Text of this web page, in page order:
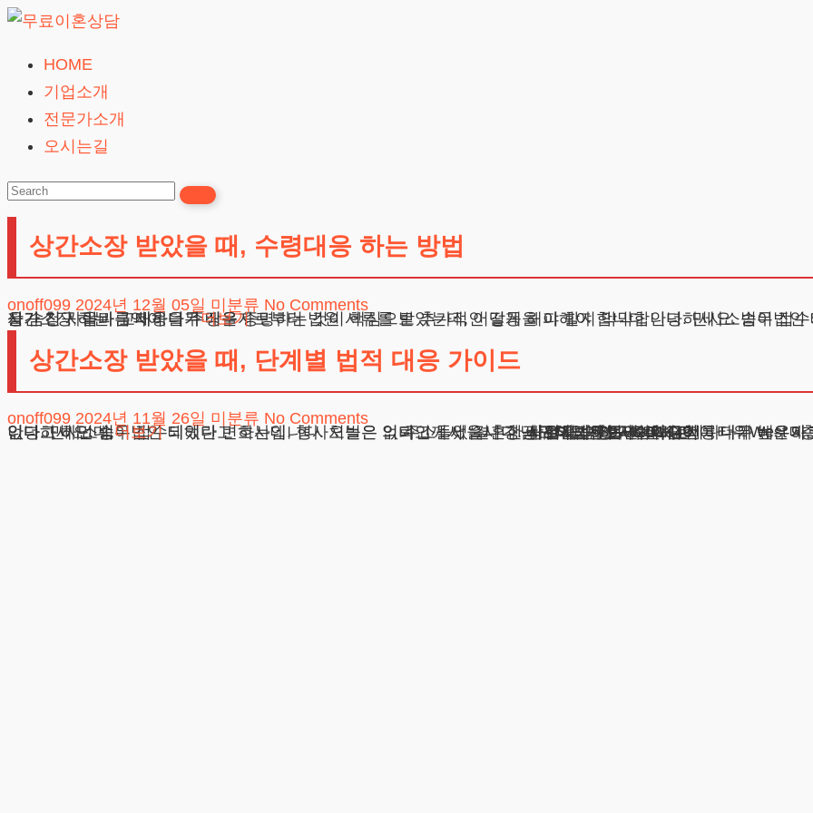
Skip
content
상
HOME
기업소개
전문가소개
오시는길
상간소장 받았을 때, 수령대응 하는 방법
onoff099 2024년 12월 05일 미분류 No Comments
상간소장, 올바른 대응을 주장을 증명하는 것이 핵심으로 추가적인 갈등을 피해야 합니다 안녕하세요. 법무법인 테헤란 변호사입니다. 오늘은 의뢰인께서 “결혼한 사실을 숨긴 사람과 교제하다가 배우자로부터 법원 서류를 받았는데, 어떻게 해야 할지 막막합니다. 민사소송이 접수되었다고 하는데, 형사처벌은 없다고 들었습니다. 배우자가 청구하는 금액이 너무더보기
상간소장 받았을 때, 단계별 법적 대응 가이드
onoff099 2024년 11월 26일 미분류 No Comments
안녕하세요. 법무법인 테헤란 변호사입니다. 오늘은 의뢰인께서 “결혼한 사실을 숨긴 사람과 교제하다가 배우자로부터 법원 서류를 받았는데, 어떻게 해야 할지 막막합니다. 민사소송이 접수되었다고 하는데, 형사처벌은 없다고 들었습니다. 배우자가 청구하는 금액이 너무 높은데, 감액할 수 있나요? 혼인 사실을 전혀 몰랐다면 책임이 없다고 하던데,더보기 상호 : 법무법인 테헤란
사업자 : 589-86-01340
대표자 : 이수학
주소 : 서울시 강남구 테헤란로 420, KT선릉타워West 9
광고책임변호사 : 이수학